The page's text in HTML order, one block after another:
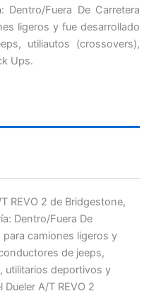
Dentro/Fuera De Carretera
ligeros y fue desarrollado
utiliautos (crossovers),
Ups.
REVO 2 de Bridgestone,
Dentro/Fuera De
camiones ligeros y
de jeeps,
utilitarios deportivos y
A/T REVO 2